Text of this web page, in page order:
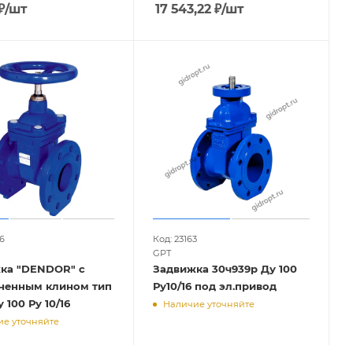
/шт 17 543,22₽/шт
"DENDOR" с
клином тип
100 Ру 10/16
уточняйте
Код: 23163
GPT
Задвижка 30ч939р Ду 100
Ру10/16 под эл.привод
Наличие уточняйте